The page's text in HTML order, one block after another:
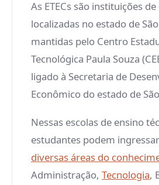
As ETECs são instituições
localizadas no estado de
mantidas pelo Centro
Tecnológica Paula Souza
ligado à Secretaria de
Econômico do estado de
Nessas escolas de ensino
estudantes podem
diversas áreas do
Administração, Tecnologia,